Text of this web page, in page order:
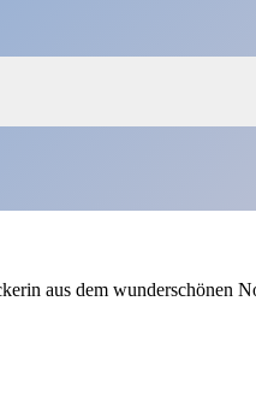
aus dem wunderschönen